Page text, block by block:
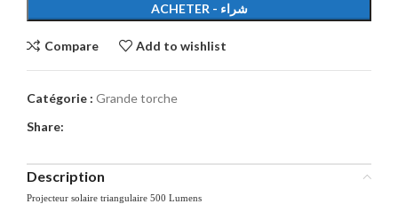
ACHETER - شراء
Compare Add to wishlist
Catégorie : Grande torche
Share:
Description
Projecteur solaire triangulaire 500 Lumens